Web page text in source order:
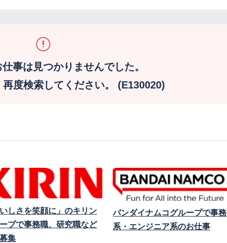
事は見つかりませんでした。
度検索してください。 (E130020)
いしさを笑顔に」のキリン
プで事務職、研究職など
集
バンダイナムコグループで事務
系・エンジニア系のお仕事